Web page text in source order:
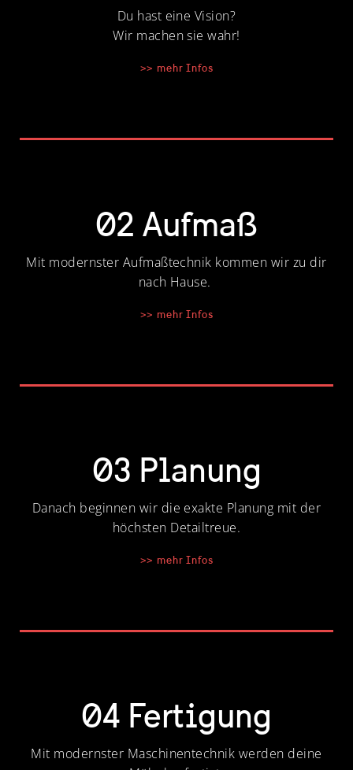
Du hast eine Vision?
Wir machen sie wahr!
>> mehr Infos
02 Aufmaß
Mit modernster Aufmaßtechnik kommen wir zu dir
nach Hause.
>> mehr Infos
03 Planung
Danach beginnen wir die exakte Planung mit der
höchsten Detailtreue.
>> mehr Infos
04 Fertigung
Mit modernster Maschinentechnik werden deine